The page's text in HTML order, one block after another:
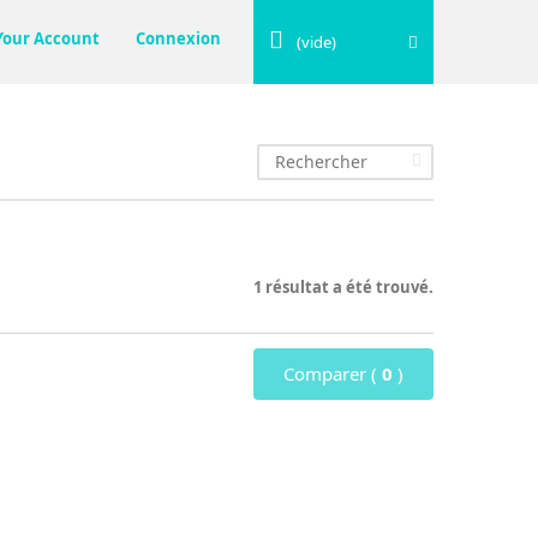
(vide)
Connexion
Account
1 résultat a été trouvé.
Comparer ( 0 )